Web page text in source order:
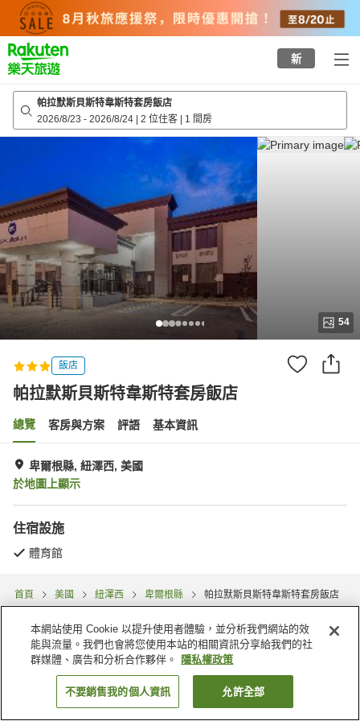
top
page
新
帕拉默斯貝斯特韋斯特套房飯店
2026/8/23 - 2026/8/24 | 2 位住客 | 1 間房
54
飯店
帕拉默斯貝斯特韋斯特套房飯店
總覽 客房與方案 評語 基本資訊
卑爾根縣, 紐澤西, 美國
於地圖上顯示
住宿設施
體育館
首頁 美國 紐澤西 卑爾根縣 帕拉默斯貝斯特韋斯特套房飯店
找客房
本網站使用 Cookie 以提升使用者體驗，並分析我們網站的效
能與流量。我們也會將您使用本站的相關資訊分享給我們的社
群媒體、廣告和分析合作夥伴。
隱私權政策
不要銷售我的個人資訊 允許全部